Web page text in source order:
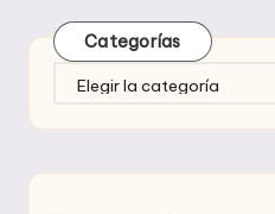
Categorías
Categorías